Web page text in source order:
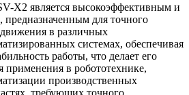
X2 является высокоэффективным и
для точного
в различных
системах, обеспечивая
работы, что делает его
в робототехнике,
производственных
требующих точного